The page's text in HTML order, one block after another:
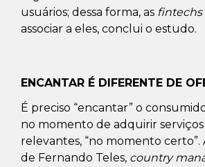
usuários; dessa forma, as fintechs
associar a eles, conclui o estudo.
ENCANTAR É DIFERENTE DE
É preciso “encantar” o
no momento de adquirir
relevantes, “no momento certo”.
de Fernando Teles, country